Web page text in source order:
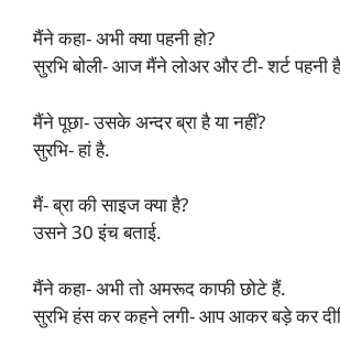
मैंने कहा- अभी क्या पहनी हो?
सुरभि बोली- आज मैंने लोअर और टी- शर्ट पहनी
मैंने पूछा- उसके अन्दर ब्रा है या नहीं?
सुरभि- हां है.
मैं- ब्रा की साइज क्या है?
उसने 30 इंच बताई.
मैंने कहा- अभी तो अमरूद काफी छोटे हैं.
सुरभि हंस कर कहने लगी- आप आकर बड़े कर